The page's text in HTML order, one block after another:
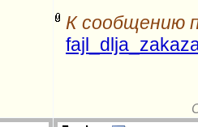
ТrueElse:
К сообщению